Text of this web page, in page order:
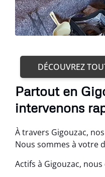
DÉCOUVREZ
Partout en
intervenons
À travers Gigouzac,
Nous sommes à votre
Actifs à Gigouzac,